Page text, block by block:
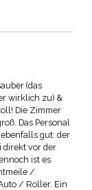
(das
wirklich zu) &
Die Zimmer
Das Personal
gut: der
direkt vor der
ist es
/
/ Roller. Ein